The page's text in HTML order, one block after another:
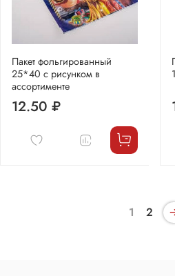
Пакет фольгированный
25*40 с рисунком в
ассортименте
12.50 ₽
1 2